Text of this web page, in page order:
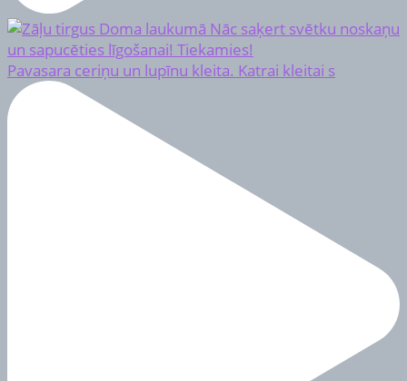
Pavasara ceriņu un lupīnu kleita. Katrai kleitai s